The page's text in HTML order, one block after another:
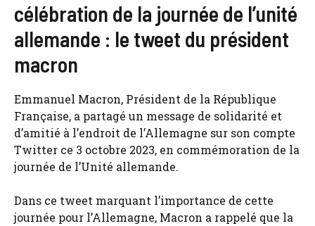
célébration de la journée de l’unité
allemande : le tweet du président
macron
Emmanuel Macron, Président de la République
Française, a partagé un message de solidarité et
d’amitié à l’endroit de l’Allemagne sur son compte
Twitter ce 3 octobre 2023, en commémoration de la
journée de l’Unité allemande.
Dans ce tweet marquant l’importance de cette
journée pour l’Allemagne, Macron a rappelé que la